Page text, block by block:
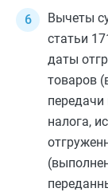
Вычеты
статьи
даты
товаров
налога,